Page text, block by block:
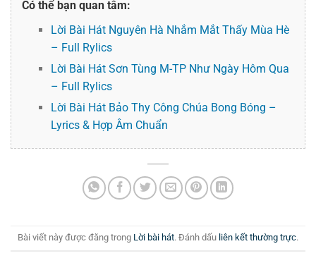
Có thể bạn quan tâm:
Lời Bài Hát Nguyên Hà Nhắm Mắt Thấy Mùa Hè
– Full Rylics
Lời Bài Hát Sơn Tùng M-TP Như Ngày Hôm Qua
– Full Rylics
Lời Bài Hát Bảo Thy Công Chúa Bong Bóng –
Lyrics & Hợp Âm Chuẩn
Bài viết này được đăng trong Lời bài hát. Đánh dấu liên kết thường trực.